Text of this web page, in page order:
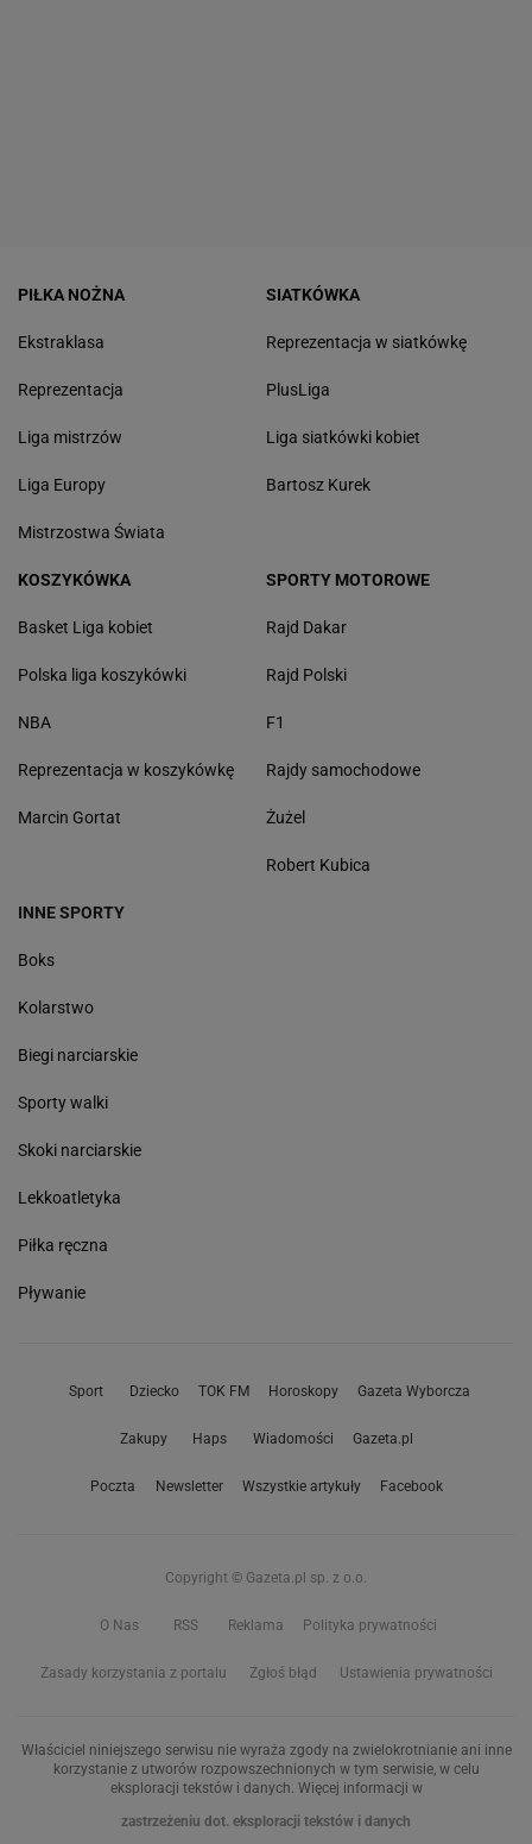
PIŁKA NOŻNA
Ekstraklasa
Reprezentacja
Liga mistrzów
Liga Europy
Mistrzostwa Świata
SIATKÓWKA
Reprezentacja w siatkówkę
PlusLiga
Liga siatkówki kobiet
Bartosz Kurek
KOSZYKÓWKA
Basket Liga kobiet
Polska liga koszykówki
NBA
Reprezentacja w koszykówkę
Marcin Gortat
SPORTY MOTOROWE
Rajd Dakar
Rajd Polski
F1
Rajdy samochodowe
Żużel
Robert Kubica
INNE SPORTY
Boks
Kolarstwo
Biegi narciarskie
Sporty walki
Skoki narciarskie
Lekkoatletyka
Piłka ręczna
Pływanie
Sport Dziecko TOK FM Horoskopy Gazeta Wyborcza
Zakupy Haps Wiadomości Gazeta.pl
Poczta Newsletter Wszystkie artykuły Facebook
Copyright © Gazeta.pl sp. z o.o.
O Nas RSS Reklama Polityka prywatności
Zasady korzystania z portalu Zgłoś błąd Ustawienia prywatności
Właściciel niniejszego serwisu nie wyraża zgody na zwielokrotnianie ani inne
korzystanie z utworów rozpowszechnionych w tym serwisie, w celu
eksploracji tekstów i danych. Więcej informacji w
zastrzeżeniu dot. eksploracji tekstów i danych